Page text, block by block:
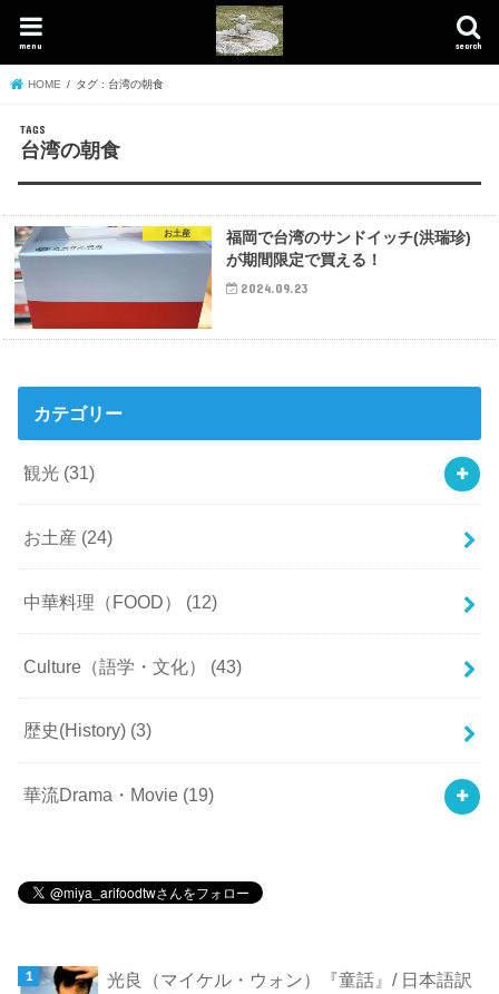
search
menu
HOME タグ : 台湾の朝食
台湾の朝食
お土産
福岡で台湾のサンドイッチ(洪瑞珍)
が期間限定で買える！
2024.09.23
カテゴリー
観光 (31)
お土産 (24)
中華料理（FOOD） (12)
Culture（語学・文化） (43)
歴史(History) (3)
華流Drama・Movie (19)
光良（マイケル・ウォン）『童話』/ 日本語訳